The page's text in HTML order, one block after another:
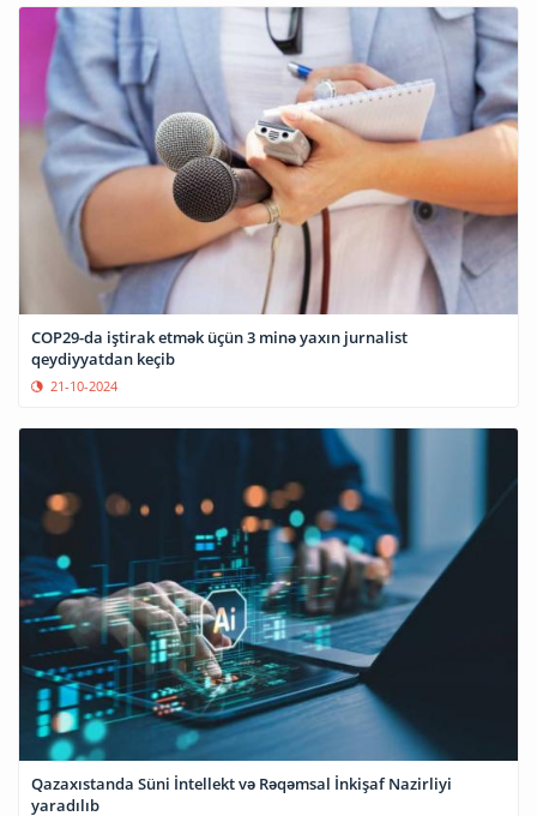
COP29-da iştirak etmək üçün 3 minə yaxın jurnalist
qeydiyyatdan keçib
21-10-2024
Qazaxıstanda Süni İntellekt və Rəqəmsal İnkişaf Nazirliyi
yaradılıb